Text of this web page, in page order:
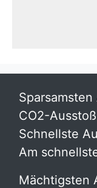
CO2-Ausstoß
Schnellste
Am
Mächtigsten